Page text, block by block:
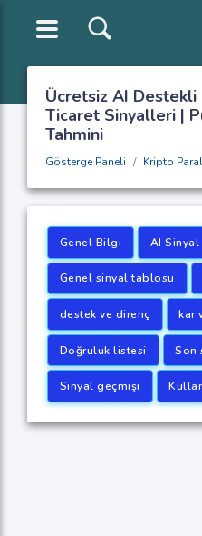
Ücretsiz AI Destekli
Ticaret Sinyalleri |
Tahmini
Gösterge Paneli Kripto
Genel Bilgi AI Sinyal
Genel sinyal tablosu
destek ve direnç kar
Doğruluk listesi Son
Sinyal geçmişi